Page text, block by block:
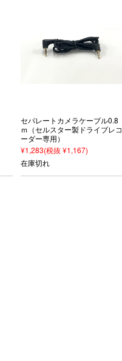
セパレートカメラケーブル0.8
ｍ（セルスター製ドライブレコ
ーダー専用）
¥1,283(税抜 ¥1,167)
在庫切れ